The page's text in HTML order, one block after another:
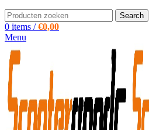
Search
0 items / €0,00
Menu